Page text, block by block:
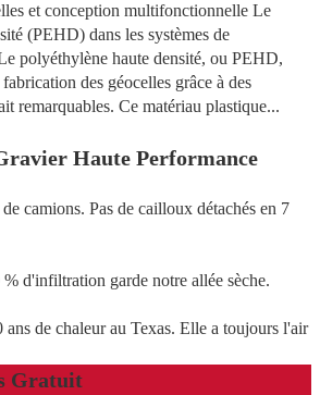
et conception multifonctionnelle Le
(PEHD) dans les systèmes de
polyéthylène haute densité, ou PEHD,
des géocelles grâce à des
remarquables. Ce matériau plastique...
Haute Performance
camions. Pas de cailloux détachés en 7
% d'infiltration garde notre allée sèche.
ans de chaleur au Texas. Elle a toujours l'air
Gratuit